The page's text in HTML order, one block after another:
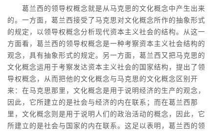
葛兰西的领导权概念就是从马克思的文化概念中产生出来
的。一方面，葛兰西接受了马克思对文化概念所作的抽象形式
的规定，以领导权概念分析现代资本主义社会的结构。从这一
方面看，葛兰西的领导权概念是一种考察资本主义社会结构的
观念，具有抽象形式的规定。另一方面，葛兰西又把马克思的
文化概念运用于考察发达资本主义社会的国家结构，提出了领
导权概念，从而把他的文化概念与马克思的文化概念区别开
来：在马克思那里，文化概念是用于说明经济的生产的观念，
因此，它所建立的是社会与经济的内在联系；而在葛兰西那
里，文化概念则是用于说明人们的政治活动的概念，因此，它
所建立的是社会与国家的内在联系。这足以表明，葛兰西的领